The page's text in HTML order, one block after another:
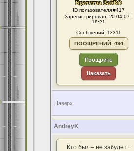
ID пользователя #417
Зарегистрирован: 20.04.07 :
18:21
Сообщений: 13311
ПООЩРЕНИЙ: 494
Поощрить
Наказать
Наверх
AndreyK
Кто был – не забудет...